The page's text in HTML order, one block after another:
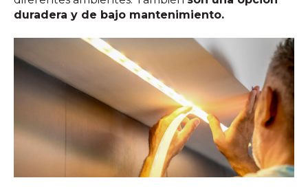
duradera y de bajo mantenimiento.